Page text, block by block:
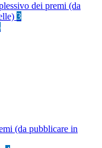
dei premi (da
3
(da pubblicare in